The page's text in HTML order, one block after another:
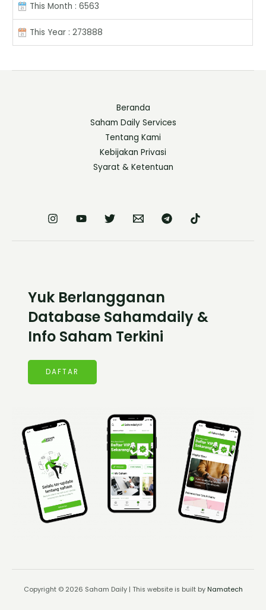
This Month : 6563
This Year : 273888
Beranda
Saham Daily Services
Tentang Kami
Kebijakan Privasi
Syarat & Ketentuan
Yuk Berlangganan
Database Sahamdaily &
Info Saham Terkini
DAFTAR
Copyright © 2026 Saham Daily | This website is built by Namatech